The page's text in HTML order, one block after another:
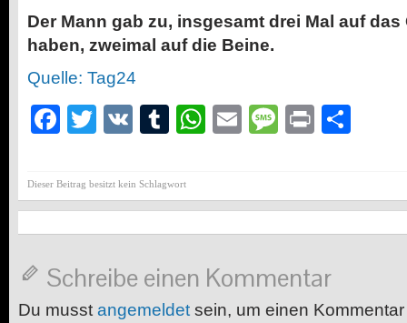
Der Mann gab zu, insgesamt drei Mal auf
haben, zweimal auf die Beine.
Quelle: Tag24
Facebook
Twitter
VK Tumblr
WhatsApp
EmailMessage
Print
Dieser Beitrag besitzt kein Schlagwort
Schreibe einen Kommentar
Du musst angemeldet sein, um einen